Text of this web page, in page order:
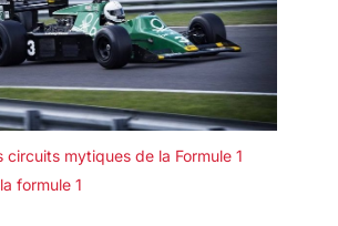
circuits mytiques de la Formule 1
formule 1